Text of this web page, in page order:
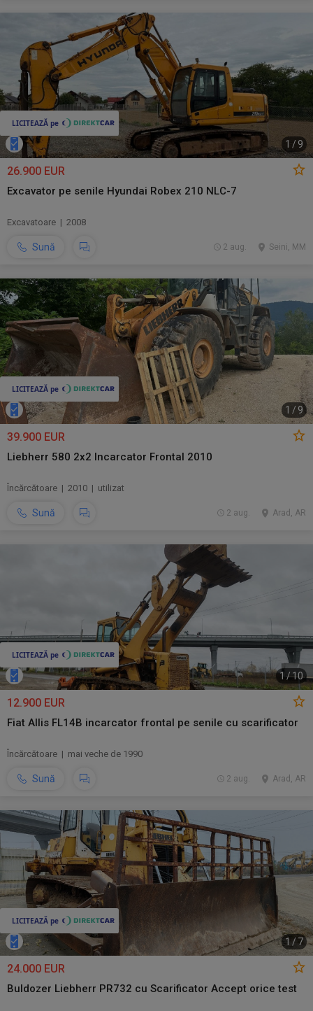
1 /9
26.900 EUR
Excavator pe senile Hyundai Robex 210 NLC-7
Excavatoare | 2008
Sună Seini, MM
2 aug.
1 /9
39.900 EUR
Liebherr 580 2x2 Incarcator Frontal 2010
Încărcătoare | 2010 | utilizat
Sună Arad, AR
2 aug.
1/10
12.900 EUR
Fiat Allis FL14B incarcator frontal pe senile cu scarificator
Încărcătoare | mai veche de 1990
Sună Arad, AR
2 aug.
1 /7
24.000 EUR
Buldozer Liebherr PR732 cu Scarificator Accept orice test